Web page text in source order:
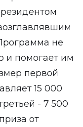
не
и помогает им
первой
15 000
- 7 500
от